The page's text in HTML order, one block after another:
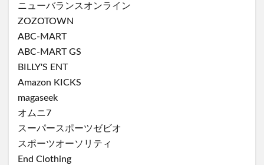
ニューバランスオンライン
ZOZOTOWN
ABC-MART
ABC-MART GS
BILLY'S ENT
Amazon KICKS
magaseek
オムニ7
スーパースポーツゼビオ
スポーツオーソリティ
End Clothing